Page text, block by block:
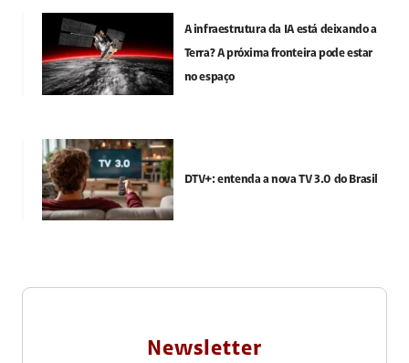
A infraestrutura da IA está deixando a
Terra? A próxima fronteira pode estar
no espaço
DTV+: entenda a nova TV 3.0 do Brasil
Newsletter